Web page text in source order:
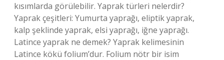
kısımlarda görülebilir. Yaprak türleri nelerdir?
Yaprak çeşitleri: Yumurta yaprağı, eliptik yaprak,
kalp şeklinde yaprak, elsi yaprağı, iğne yaprağı.
Latince yaprak ne demek? Yaprak kelimesinin
Latince kökü folium’dur. Folium nötr bir isim